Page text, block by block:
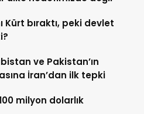
Kürt bıraktı, peki devlet
ve Pakistan’ın
İran’dan ilk tepki
milyon dolarlık